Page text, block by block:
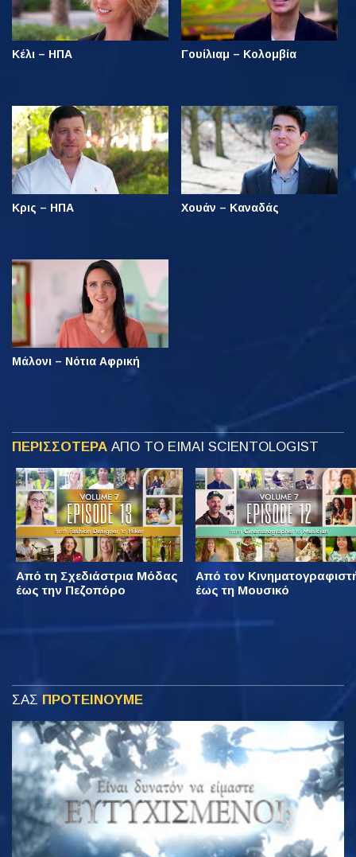
Κέλι – ΗΠΑ Γουίλιαμ – Κολομβία
Κρις – ΗΠΑ Χουάν – Καναδάς
Μάλονι – Νότια Αφρική
ΠΕΡΙΣΣΟΤΕΡΑ ΑΠΟ ΤΟ ΕΙΜΑΙ SCIENTOLOGIST
Από τη Σχεδιάστρια Μόδας
έως την Πεζοπόρο
Από τον
έως τη Μουσικό
ΣΑΣ ΠΡΟΤΕΙΝΟΥΜΕ